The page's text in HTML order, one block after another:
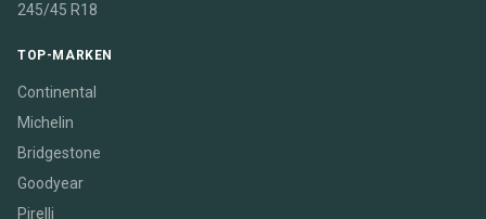
245/45 R18
TOP-MARKEN
Continental
Michelin
Bridgestone
Goodyear
Pirelli